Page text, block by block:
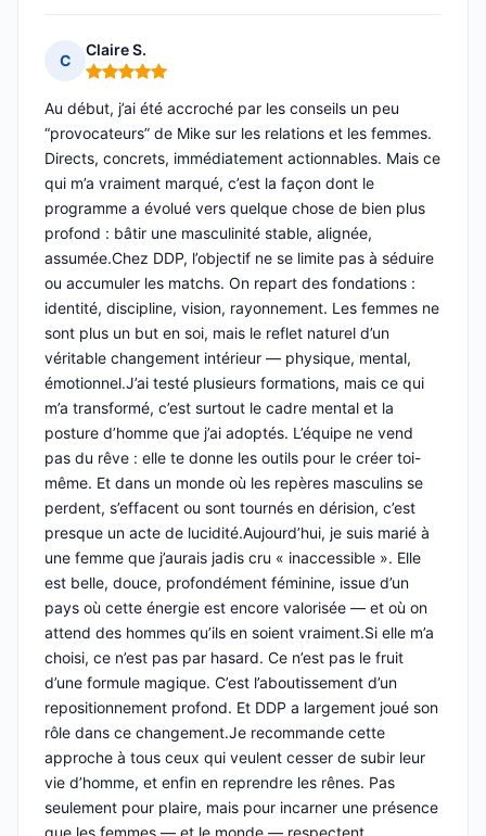
C
Claire S.
Note : 5 sur 5
Au début, j’ai été accroché par les conseils un peu
“provocateurs” de Mike sur les relations et les femmes.
Directs, concrets, immédiatement actionnables. Mais ce
qui m’a vraiment marqué, c’est la façon dont le
programme a évolué vers quelque chose de bien plus
profond : bâtir une masculinité stable, alignée,
assumée.Chez DDP, l’objectif ne se limite pas à séduire
ou accumuler les matchs. On repart des fondations :
identité, discipline, vision, rayonnement. Les femmes ne
sont plus un but en soi, mais le reflet naturel d’un
véritable changement intérieur — physique, mental,
émotionnel.J’ai testé plusieurs formations, mais ce qui
m’a transformé, c’est surtout le cadre mental et la
posture d’homme que j’ai adoptés. L’équipe ne vend
pas du rêve : elle te donne les outils pour le créer toi-
même. Et dans un monde où les repères masculins se
perdent, s’effacent ou sont tournés en dérision, c’est
presque un acte de lucidité.Aujourd’hui, je suis marié à
une femme que j’aurais jadis cru « inaccessible ». Elle
est belle, douce, profondément féminine, issue d’un
pays où cette énergie est encore valorisée — et où on
attend des hommes qu’ils en soient vraiment.Si elle m’a
choisi, ce n’est pas par hasard. Ce n’est pas le fruit
d’une formule magique. C’est l’aboutissement d’un
repositionnement profond. Et DDP a largement joué son
rôle dans ce changement.Je recommande cette
approche à tous ceux qui veulent cesser de subir leur
vie d’homme, et enfin en reprendre les rênes. Pas
seulement pour plaire, mais pour incarner une présence